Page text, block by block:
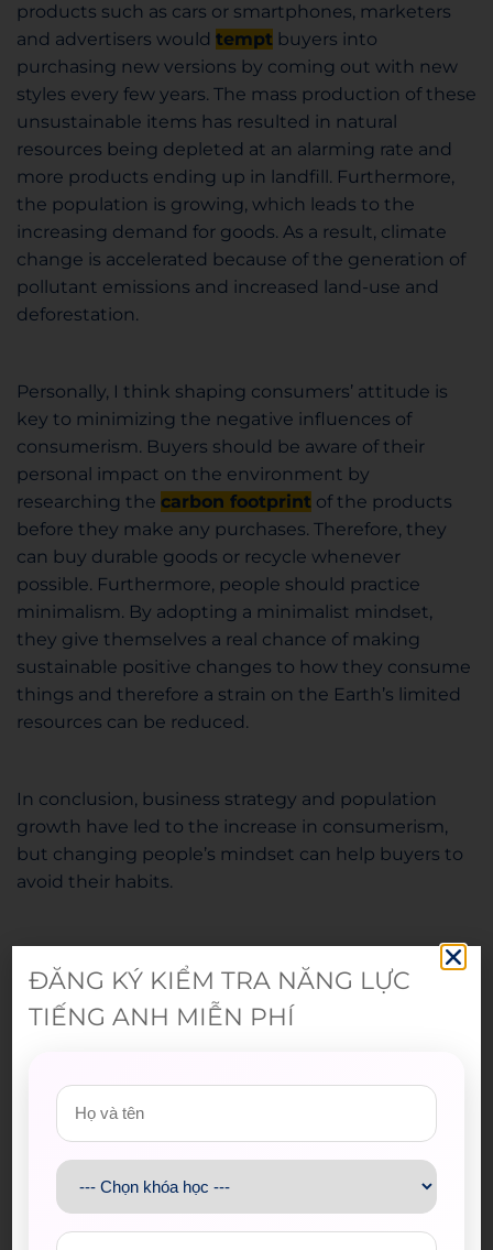
products such as cars or smartphones, marketers
and advertisers would tempt buyers into
purchasing new versions by coming out with new
styles every few years. The mass production of these
unsustainable items has resulted in natural
resources being depleted at an alarming rate and
more products ending up in landfill. Furthermore,
the population is growing, which leads to the
increasing demand for goods. As a result, climate
change is accelerated because of the generation of
pollutant emissions and increased land-use and
deforestation.
Personally, I think shaping consumers’ attitude is
key to minimizing the negative influences of
consumerism. Buyers should be aware of their
personal impact on the environment by
researching the carbon footprint of the products
before they make any purchases. Therefore, they
can buy durable goods or recycle whenever
possible. Furthermore, people should practice
minimalism. By adopting a minimalist mindset,
they give themselves a real chance of making
sustainable positive changes to how they consume
things and therefore a strain on the Earth’s limited
resources can be reduced.
In conclusion, business strategy and population
growth have led to the increase in consumerism,
but changing people’s mindset can help buyers to
avoid their habits.
(305 words)
2.2. Từ vựng
được sử dụng lâu dài
Tempt(v): cám dỗ, mời gọi ai làm gì đó, đặc biệt
làm những điều sai hoặc không cần thiết
E.g.: The offer of free credit tempted her into buying
a new car.
ĐĂNG KÝ KIỂM TRA NĂNG LỰC
TIẾNG ANH MIỄN PHÍ